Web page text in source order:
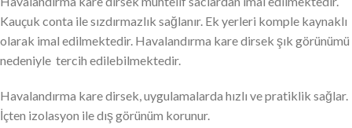
Kauçuk conta ile sızdırmazlık sağlanır. Ek yerleri komple kaynaklı
olarak imal edilmektedir. Havalandırma kare dirsek şık görünümü
nedeniyle tercih edilebilmektedir.
Havalandırma kare dirsek, uygulamalarda hızlı ve pratiklik sağlar.
İçten izolasyon ile dış görünüm korunur.